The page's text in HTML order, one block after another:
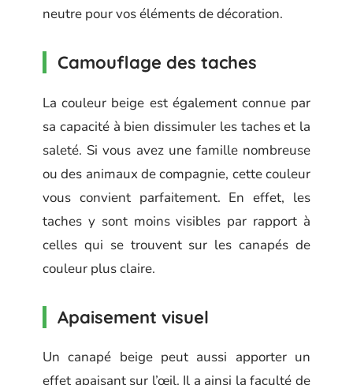
neutre pour vos éléments de décoration.
Camouflage des taches
La couleur beige est également connue par
sa capacité à bien dissimuler les taches et la
saleté. Si vous avez une famille nombreuse
ou des animaux de compagnie, cette couleur
vous convient parfaitement. En effet, les
taches y sont moins visibles par rapport à
celles qui se trouvent sur les canapés de
couleur plus claire.
Apaisement visuel
Un canapé beige peut aussi apporter un
effet apaisant sur l’œil. Il a ainsi la faculté de